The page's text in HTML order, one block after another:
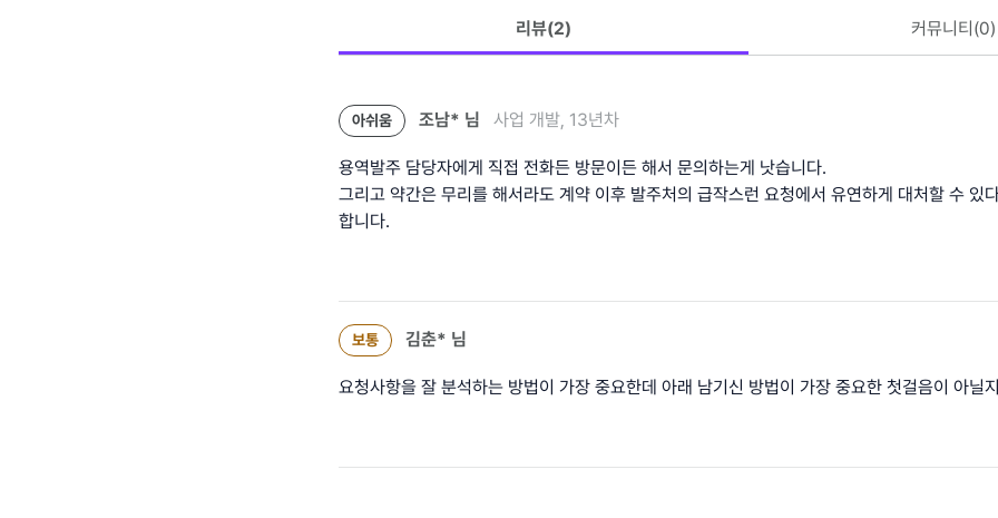
리뷰(2) 커뮤니티(0)
아쉬움 조남* 님 사업 개발, 13년차
용역발주 담당자에게 직접 전화든 방문이든 해서 문의하는게 낫습니다.
그리고 약간은 무리를 해서라도 계약 이후 발주처의 급작스런 요청에서 유연하게 대처할 수 있
합니다.
보통 김춘* 님
요청사항을 잘 분석하는 방법이 가장 중요한데 아래 남기신 방법이 가장 중요한 첫걸음이 아닐지